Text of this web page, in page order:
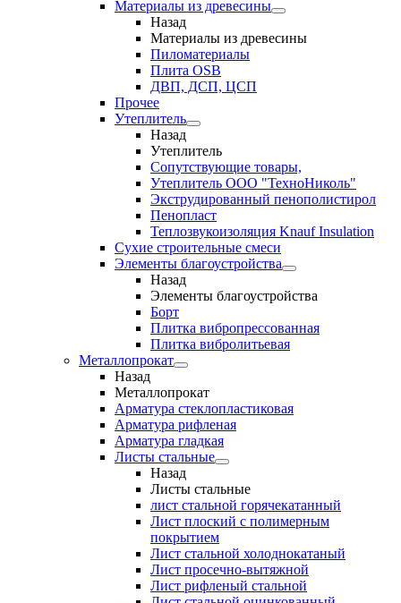
Материалы из древесины
Назад
Материалы из древесины
Пиломатериалы
Плита OSB
ДВП, ДСП, ЦСП
Прочее
Утеплитель
Назад
Утеплитель
Сопутствующие товары,
Утеплитель ООО "ТехноНиколь"
Экструдированный пенополистирол
Пенопласт
Теплозвукоизоляция Knauf Insulation
Сухие строительные смеси
Элементы благоустройства
Назад
Элементы благоустройства
Борт
Плитка вибропрессованная
Плитка вибролитьевая
Металлопрокат
Назад
Металлопрокат
Арматура стеклопластиковая
Арматура рифленая
Арматура гладкая
Листы стальные
Назад
Листы стальные
лист стальной горячекатанный
Лист плоский с полимерным
покрытием
Лист стальной холоднокатаный
Лист просечно-вытяжной
Лист рифленый стальной